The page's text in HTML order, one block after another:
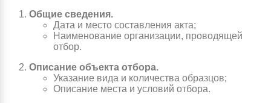
Общие сведения.
Дата и место составления акта;
Наименование организации, проводящей
отбор.
Описание объекта отбора.
Указание вида и количества образцов;
Описание места и условий отбора.